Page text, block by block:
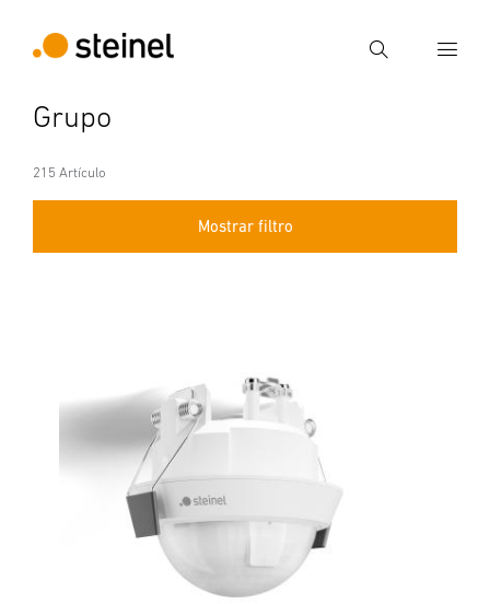
Búsqueda
Grupo
215 Artículo
Mostrar filtro